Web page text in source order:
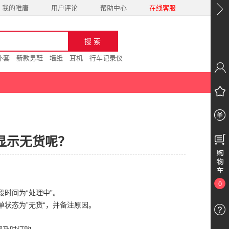
我的唯唐 用户评论 帮助中心 在线客服
套 新款男鞋 墙纸 耳机 行车记录仪
无货呢？
间为“处理中”。
态为”无货“，并备注原因。
0